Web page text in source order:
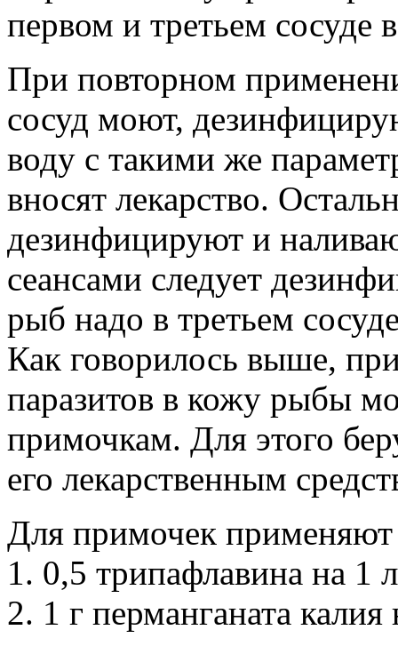
первом и третьем сосуде
При повторном
сосуд моют,
воду с такими же
вносят лекарство.
дезинфицируют и
сеансами следует
рыб надо в третьем
Как говорилось выше,
паразитов в кожу рыбы
примочкам. Для этого
его лекарственным
Для примочек
1. 0,5 трипафлавина на 1
2. 1 г перманганата